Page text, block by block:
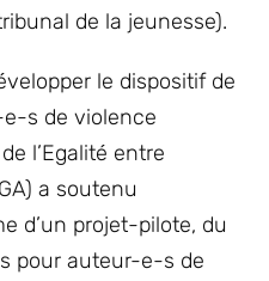
de la jeunesse).
le dispositif de
e-s de violence
l’Egalité entre
a soutenu
d’un projet-pilote, du
pour auteur-e-s de